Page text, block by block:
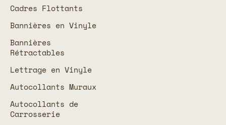
Cadres Flottants
Bannières en Vinyle
Bannières
Rétractables
Lettrage en Vinyle
Autocollants Muraux
Autocollants de
Carrosserie